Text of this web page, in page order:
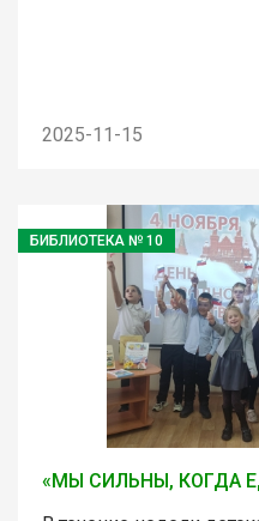
2025-11-15
БИБЛИОТЕКА № 10
«МЫ СИЛЬНЫ, КОГДА